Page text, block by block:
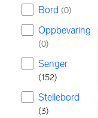
Bord (0)
Oppbevaring
(0)
Senger
(152)
Stellebord
(3)